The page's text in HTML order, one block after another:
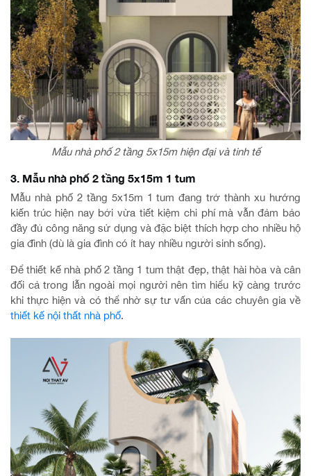
Mẫu nhà phố 2 tầng 5x15m hiện đại và tinh tế
3. Mẫu nhà phố 2 tầng 5x15m 1 tum
Mẫu nhà phố 2 tầng 5x15m 1 tum đang trở thành xu hướng
kiến trúc hiện nay bởi vừa tiết kiệm chi phí mà vẫn đảm bảo
đầy đủ công năng sử dụng và đặc biệt thích hợp cho nhiều hộ
gia đình (dù là gia đình có ít hay nhiều người sinh sống).
Để thiết kế nhà phố 2 tầng 1 tum thật đẹp, thật hài hòa và cân
đối cả trong lẫn ngoài mọi người nên tìm hiểu kỹ càng trước
khi thực hiện và có thể nhờ sự tư vấn của các chuyên gia về
thiết kế nội thất nhà phố.